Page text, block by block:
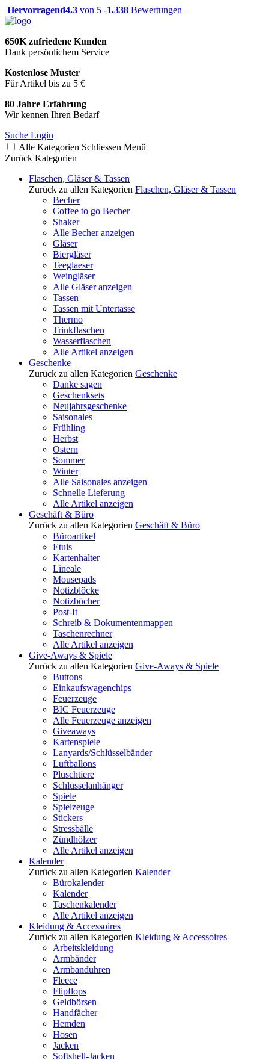
Hervorragend4.3 von 5 -1.338 Bewertungen
650K zufriedene Kunden
Dank persönlichem Service
Kostenlose Muster
Für Artikel bis zu 5 €
80 Jahre Erfahrung
Wir kennen Ihren Bedarf
Suche Login
Alle Kategorien Schliessen Menü
Zurück Kategorien
Flaschen, Gläser & Tassen
Zurück zu allen Kategorien Flaschen, Gläser & Tassen
Becher
Coffee to go Becher
Shaker
Alle Becher anzeigen
Gläser
Biergläser
Teeglaeser
Weingläser
Alle Gläser anzeigen
Tassen
Tassen mit Untertasse
Thermo
Trinkflaschen
Wasserflaschen
Alle Artikel anzeigen
Geschenke
Zurück zu allen Kategorien Geschenke
Danke sagen
Geschenksets
Neujahrsgeschenke
Saisonales
Frühling
Herbst
Ostern
Sommer
Winter
Alle Saisonales anzeigen
Schnelle Lieferung
Alle Artikel anzeigen
Geschäft & Büro
Zurück zu allen Kategorien Geschäft & Büro
Büroartikel
Etuis
Kartenhalter
Lineale
Mousepads
Notizblöcke
Notizbücher
Post-It
Schreib & Dokumentenmappen
Taschenrechner
Alle Artikel anzeigen
Give-Aways & Spiele
Zurück zu allen Kategorien Give-Aways & Spiele
Buttons
Einkaufswagenchips
Feuerzeuge
BIC Feuerzeuge
Alle Feuerzeuge anzeigen
Giveaways
Kartenspiele
Lanyards/Schlüsselbänder
Luftballons
Plüschtiere
Schlüsselanhänger
Spiele
Spielzeuge
Stickers
Stressbälle
Zündhölzer
Alle Artikel anzeigen
Kalender
Zurück zu allen Kategorien Kalender
Bürokalender
Kalender
Taschenkalender
Alle Artikel anzeigen
Kleidung & Accessoires
Zurück zu allen Kategorien Kleidung & Accessoires
Arbeitskleidung
Armbänder
Armbanduhren
Fleece
Flipflops
Geldbörsen
Handfächer
Hemden
Hosen
Jacken
Softshell-Jacken